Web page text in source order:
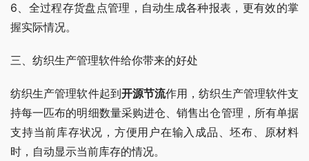
6、全过程存货盘点管理，自动生成各种报表，更有效的掌
握实际情况。
三、纺织生产管理软件给你带来的好处
纺织生产管理软件起到开源节流作用，纺织生产管理软件支
持每一匹布的明细数量采购进仓、销售出仓管理，所有单据
支持当前库存状况，方便用户在输入成品、坯布、原材料
时，自动显示当前库存的情况。